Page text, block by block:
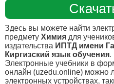
Здесь вы можете найти
предмету Химия для
издательства ИПТД имени
Киргизский язык обучения.
Электронные учебники в
онлайн (uzedu.online) можно
электронных устройствах,